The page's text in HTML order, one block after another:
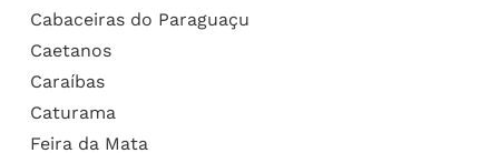
Cabaceiras do Paraguaçu
Caetanos
Caraíbas
Caturama
Feira da Mata